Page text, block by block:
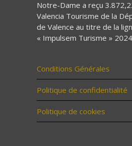
Notre-Dame a reçu
Valencia Tourisme de la
de Valence au titre de la
« Impulsem Turisme »
Conditions Générales
Politique de confidentialité
Politique de cookies